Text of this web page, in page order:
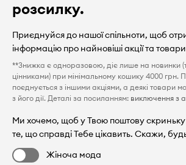
розсилку.
Приєднуйся до нашої спільноти, щоб
інформацію про найновіші акції та
**Знижка є одноразовою, діє лише на новинки
цінниками) при мінімальному кошику 4000 грн.
поєднується з іншими акціями, а деякі товари
з його дії. Деталі за посиланням: виключення з
Ми хочемо, щоб у Твою поштову
те, що справді Тебе цікавить. Скажи,
Жіноча мода